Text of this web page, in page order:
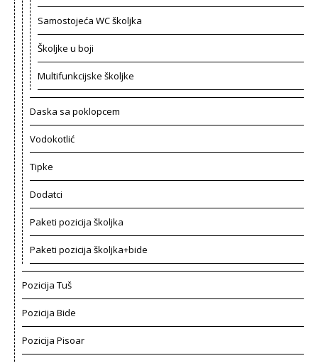
Samostojeća WC školjka
Školjke u boji
Multifunkcijske školjke
Daska sa poklopcem
Vodokotlić
Tipke
Dodatci
Paketi pozicija školjka
Paketi pozicija školjka+bide
Pozicija Tuš
Pozicija Bide
Pozicija Pisoar